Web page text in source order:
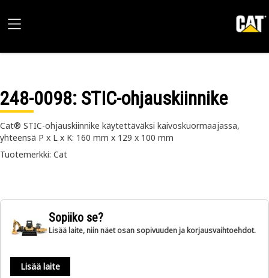
248-0098: STIC-ohjauskiinnike
Cat® STIC-ohjauskiinnike käytettäväksi kaivoskuormaajassa,
yhteensä P x L x K: 160 mm x 129 x 100 mm
Tuotemerkki: Cat
Sopiiko se?
Lisää laite, niin näet osan sopivuuden ja korjausvaihtoehdot.
Lisää laite